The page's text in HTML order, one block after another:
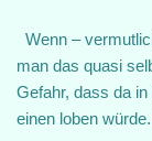
Wenn –
man das quasi
Gefahr, dass da
einen loben